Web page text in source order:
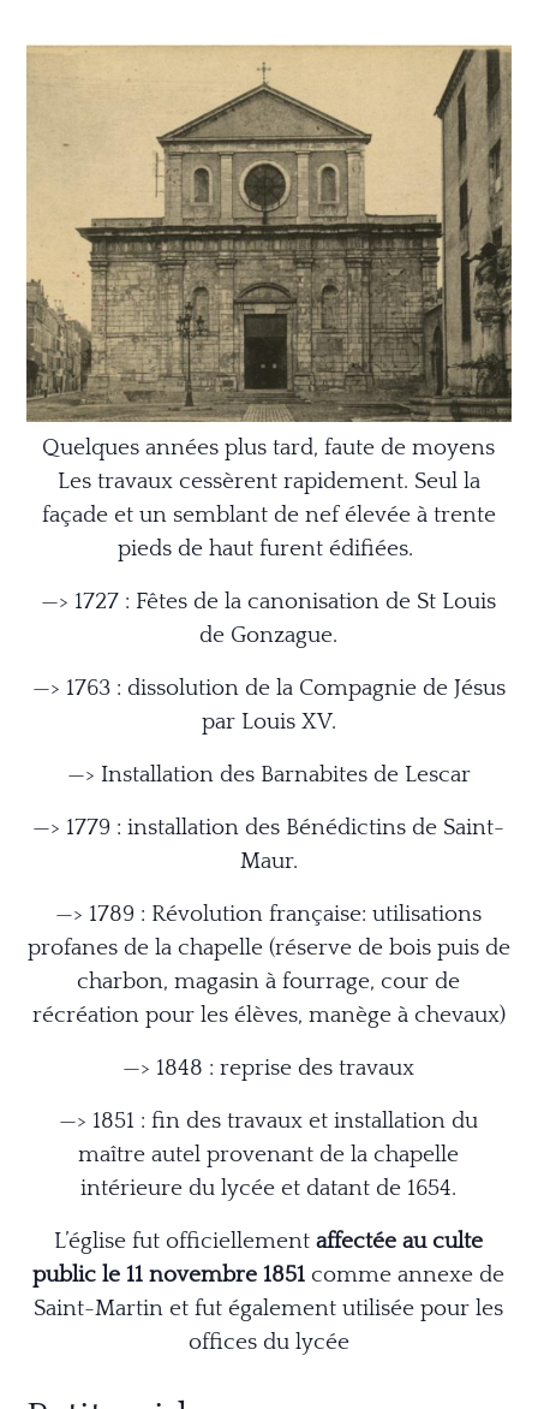
Quelques années plus tard, faute de moyens
Les travaux cessèrent rapidement. Seul la
façade et un semblant de nef élevée à trente
pieds de haut furent édifiées.
—> 1727 : Fêtes de la canonisation de St Louis
de Gonzague.
—> 1763 : dissolution de la Compagnie de Jésus
par Louis XV.
—> Installation des Barnabites de Lescar
—> 1779 : installation des Bénédictins de Saint-
Maur.
—> 1789 : Révolution française: utilisations
profanes de la chapelle (réserve de bois puis de
charbon, magasin à fourrage, cour de
récréation pour les élèves, manège à chevaux)
—> 1848 : reprise des travaux
—> 1851 : fin des travaux et installation du
maître autel provenant de la chapelle
intérieure du lycée et datant de 1654.
L’église fut officiellementaffectée au culte
public le 11 novembre 1851 comme annexe de
Saint-Martin et fut également utilisée pour les
offices du lycée